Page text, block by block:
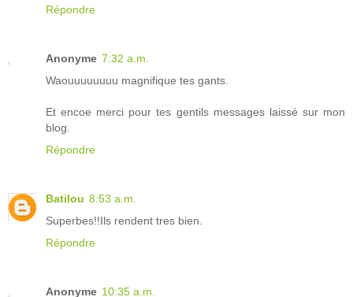
Répondre
Anonyme 7:32 a.m.
Waouuuuuuuu magnifique tes gants.
Et encoe merci pour tes gentils messages laissé sur mon
blog.
Répondre
Batilou 8:53 a.m.
Superbes!!Ils rendent tres bien.
Répondre
Anonyme 10:35 a.m.